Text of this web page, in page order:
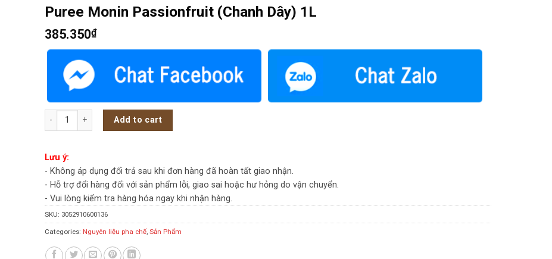
Puree Monin Passionfruit (Chanh Dây) 1L
385.350₫
Puree Monin Passionfruit (Chanh Dây) 1L quantity
Add to cart
Lưu ý:
- Không áp dụng đổi trả sau khi đơn hàng đã hoàn tất giao nhận.
- Hỗ trợ đổi hàng đối với sản phẩm lỗi, giao sai hoặc hư hỏng do vận chuyển.
- Vui lòng kiểm tra hàng hóa ngay khi nhận hàng.
SKU: 3052910600136
Categories: Nguyên liệu pha chế, Sản Phẩm